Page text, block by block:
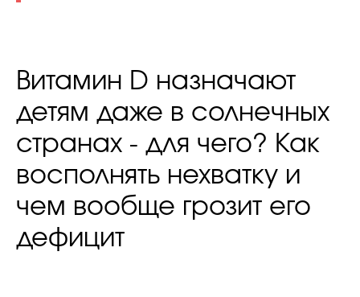
Витамин D назначают
детям даже в солнечных
странах - для чего? Как
восполнять нехватку и
чем вообще грозит его
дефицит